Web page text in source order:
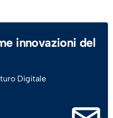
innovazioni del
Digitale